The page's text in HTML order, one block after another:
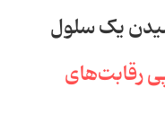
یک سلول